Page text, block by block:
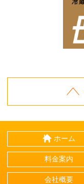
ホーム
料金案内
会社概要